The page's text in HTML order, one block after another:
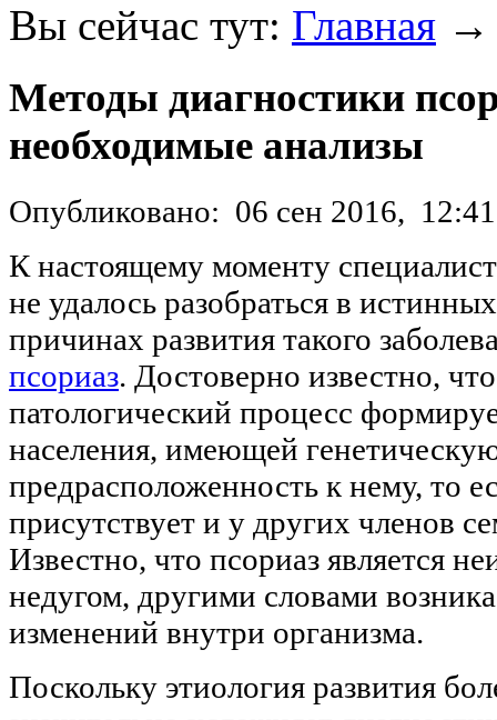
Вы сейчас тут: Главная
Методы диагностики
необходимые анализы
Опубликовано: 06 сен 2016, 12:41
К настоящему моменту
не удалось разобраться в истинных
причинах развития такого
псориаз. Достоверно известно, что
патологический процесс
населения, имеющей
предрасположенность к нему, то
присутствует и у других членов
Известно, что псориаз является
недугом, другими словами
изменений внутри организма.
Поскольку этиология развития